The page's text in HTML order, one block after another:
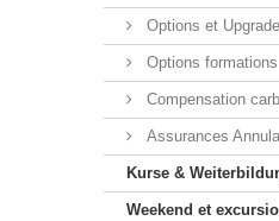
Options et
Options formations
Compensation
Assurances
Kurse &
Weekend et